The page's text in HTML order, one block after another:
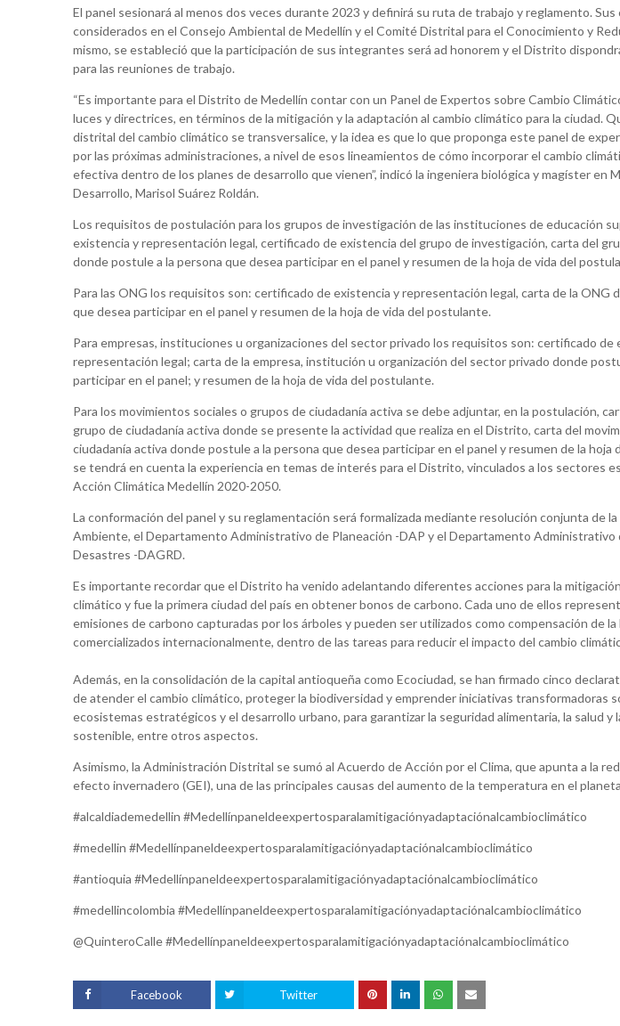
El panel sesionará al menos dos veces durante 2023 y definirá su ruta de trabajo y reglamento.
considerados en el Consejo Ambiental de Medellín y el Comité Distrital para el Conocimiento y
mismo, se estableció que la participación de sus integrantes será ad honorem y el Distrito
para las reuniones de trabajo.
“Es importante para el Distrito de Medellín contar con un Panel de Expertos sobre Cambio
luces y directrices, en términos de la mitigación y la adaptación al cambio climático para la ciudad.
distrital del cambio climático se transversalice, y la idea es que lo que proponga este panel de
por las próximas administraciones, a nivel de esos lineamientos de cómo incorporar el cambio
efectiva dentro de los planes de desarrollo que vienen”, indicó la ingeniera biológica y magíster en
Desarrollo, Marisol Suárez Roldán.
Los requisitos de postulación para los grupos de investigación de las instituciones de educación
existencia y representación legal, certificado de existencia del grupo de investigación, carta del
donde postule a la persona que desea participar en el panel y resumen de la hoja de vida del
Para las ONG los requisitos son: certificado de existencia y representación legal, carta de la ONG
que desea participar en el panel y resumen de la hoja de vida del postulante.
Para empresas, instituciones u organizaciones del sector privado los requisitos son: certificado de
representación legal; carta de la empresa, institución u organización del sector privado donde
participar en el panel; y resumen de la hoja de vida del postulante.
Para los movimientos sociales o grupos de ciudadanía activa se debe adjuntar, en la postulación,
grupo de ciudadanía activa donde se presente la actividad que realiza en el Distrito, carta del
ciudadanía activa donde postule a la persona que desea participar en el panel y resumen de la hoja
se tendrá en cuenta la experiencia en temas de interés para el Distrito, vinculados a los sectores
Acción Climática Medellín 2020-2050.
La conformación del panel y su reglamentación será formalizada mediante resolución conjunta de
Ambiente, el Departamento Administrativo de Planeación -DAP y el Departamento Administrativo
Desastres -DAGRD.
Es importante recordar que el Distrito ha venido adelantando diferentes acciones para la
climático y fue la primera ciudad del país en obtener bonos de carbono. Cada uno de ellos
emisiones de carbono capturadas por los árboles y pueden ser utilizados como compensación de la
comercializados internacionalmente, dentro de las tareas para reducir el impacto del cambio
Además, en la consolidación de la capital antioqueña como Ecociudad, se han firmado cinco
de atender el cambio climático, proteger la biodiversidad y emprender iniciativas transformadoras
ecosistemas estratégicos y el desarrollo urbano, para garantizar la seguridad alimentaria, la salud y
sostenible, entre otros aspectos.
Asimismo, la Administración Distrital se sumó al Acuerdo de Acción por el Clima, que apunta a la
efecto invernadero (GEI), una de las principales causas del aumento de la temperatura en el
#alcaldiademedellin #Medellínpaneldeexpertosparalamitigaciónyadaptaciónalcambioclimático
#medellin #Medellínpaneldeexpertosparalamitigaciónyadaptaciónalcambioclimático
#antioquia #Medellínpaneldeexpertosparalamitigaciónyadaptaciónalcambioclimático
#medellincolombia #Medellínpaneldeexpertosparalamitigaciónyadaptaciónalcambioclimático
@QuinteroCalle #Medellínpaneldeexpertosparalamitigaciónyadaptaciónalcambioclimático
Facebook Twitter